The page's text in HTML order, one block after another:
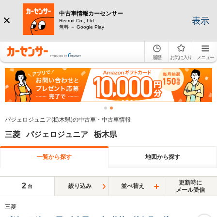
中古車情報カーセンサー
Recruit Co., Ltd.
無料 － Google Play
表示
履歴 お気に入り メニュー
パジェロジュニア(栃木県)の中古車・中古車情報
三菱 パジェロジュニア 栃木県
一覧から探す 地図から探す
2 台 絞り込み 並べ替え
更新時に
メール受信
三菱